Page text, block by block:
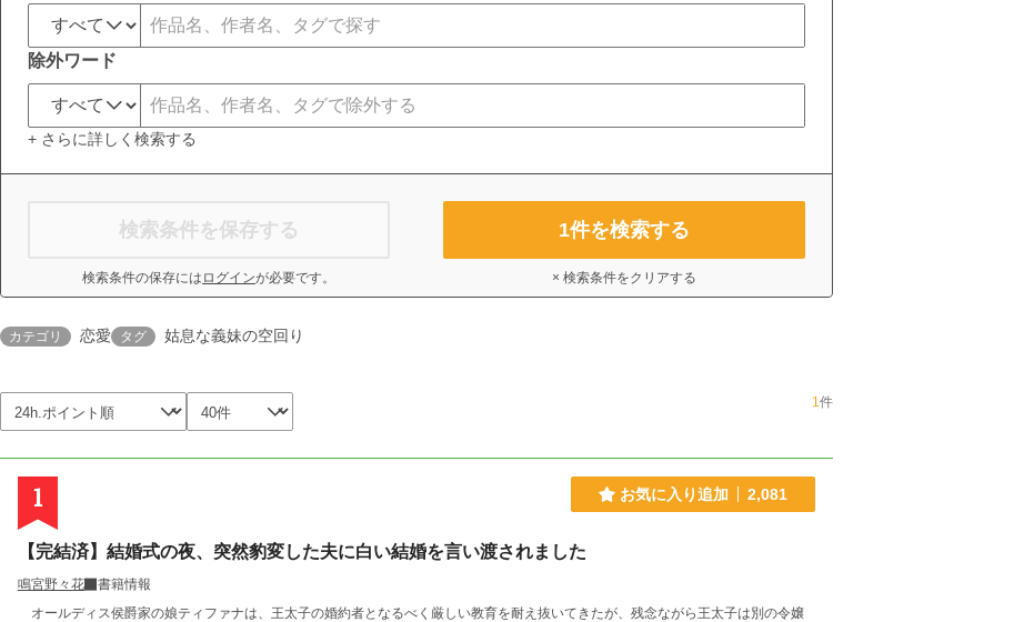
除外ワード
+ さらに詳しく検索する
検索条件を保存する
検索条件の保存には ログインが必要です。
1件を検索する
× 検索条件をクリアする
カテゴリ 恋愛 タグ 姑息な義妹の空回り
1件
1 お気に入り追加 2,081
【完結済】結婚式の夜、突然豹変した夫に白い結婚を言い渡されました
鳴宮野々花
書籍情報
オールディス侯爵家の娘ティファナは、王太子の婚約者となるべく厳しい教育を耐え抜いてきたが、残念ながら王太子は別の令嬢